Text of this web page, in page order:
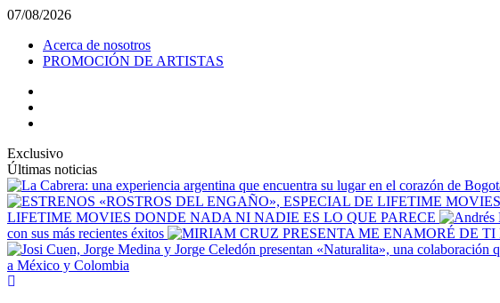
Saltar
contenido
07/08/2026
Acerca de nosotros
PROMOCIÓN DE ARTISTAS
Exclusivo
Últimas noticias
LIFETIME MOVIES DONDE NADA NI NADIE ES LO QUE PARECE
con sus más recientes éxitos
a México y Colombia